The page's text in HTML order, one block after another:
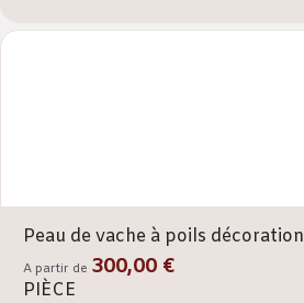
Peau de vache à poils décoration
A partir de 300,00 €
PIÈCE